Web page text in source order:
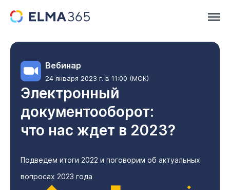
Вебинар
24 января 2023 г. в 11:00 (МСК)
Электронный
документооборот:
что нас ждет в 2023?
Подведем итоги 2022 и поговорим об актуальных
вопросах 2023 года